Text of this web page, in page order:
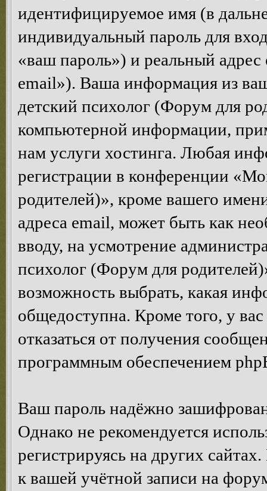
идентифицируемое имя (в
индивидуальный пароль для
«ваш пароль») и реальный
email»). Ваша информация из
детский психолог (Форум для
компьютерной информации,
нам услуги хостинга. Любая
регистрации в конференции
родителей)», кроме вашего
адреса email, может быть как
вводу, на усмотрение
психолог (Форум для
возможность выбрать, какая
общедоступна. Кроме того, у вас
отказаться от получения
программным обеспечением
Ваш пароль надёжно
Однако не рекомендуется
регистрируясь на других
к вашей учётной записи на